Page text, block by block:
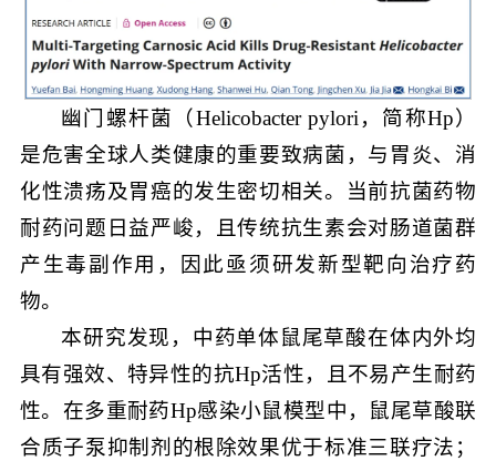
幽门螺杆菌（Helicobacter pylori，简称Hp）
是危害全球人类健康的重要致病菌，与胃炎、消
化性溃疡及胃癌的发生密切相关。当前抗菌药物
耐药问题日益严峻，且传统抗生素会对肠道菌群
产生毒副作用，因此亟须研发新型靶向治疗药
物。
本研究发现，中药单体鼠尾草酸在体内外均
具有强效、特异性的抗Hp活性，且不易产生耐药
性。在多重耐药Hp感染小鼠模型中，鼠尾草酸联
合质子泵抑制剂的根除效果优于标准三联疗法；